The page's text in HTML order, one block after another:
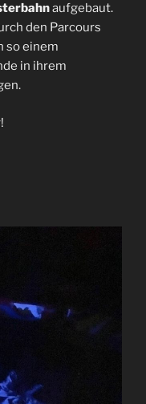
aufgebaut.
den Parcours
so einem
in ihrem